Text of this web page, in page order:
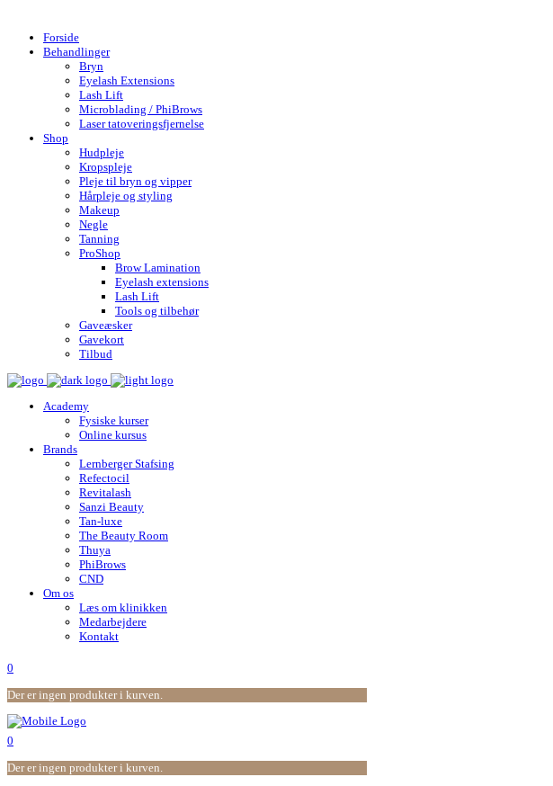
Forside
Behandlinger
Bryn
Eyelash Extensions
Lash Lift
Microblading / PhiBrows
Laser tatoveringsfjernelse
Shop
Hudpleje
Kropspleje
Pleje til bryn og vipper
Hårpleje og styling
Makeup
Negle
Tanning
ProShop
Brow Lamination
Eyelash extensions
Lash Lift
Tools og tilbehør
Gaveæsker
Gavekort
Tilbud
Academy
Fysiske kurser
Online kursus
Brands
Lernberger Stafsing
Refectocil
Revitalash
Sanzi Beauty
Tan-luxe
The Beauty Room
Thuya
PhiBrows
CND
Om os
Læs om klinikken
Medarbejdere
Kontakt
0
Der er ingen produkter i kurven.
0
Der er ingen produkter i kurven.